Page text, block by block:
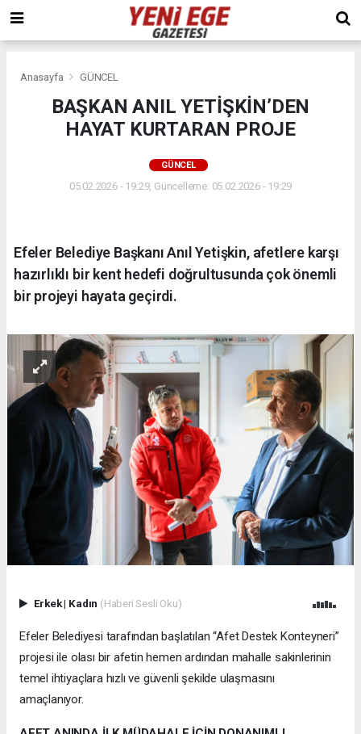
Anasayfa GÜNCEL
BAŞKAN ANIL YETİŞKİN’DEN
HAYAT KURTARAN PROJE
GÜNCEL
05.02.2026 - 19:29, Güncelleme: 05.02.2026 - 19:29
Efeler Belediye Başkanı Anıl Yetişkin, afetlere karşı
hazırlıklı bir kent hedefi doğrultusunda çok önemli
bir projeyi hayata geçirdi.
Erkek| Kadın (Haberi Sesli Oku)
Efeler Belediyesi tarafından başlatılan “Afet Destek Konteyneri”
projesi ile olası bir afetin hemen ardından mahalle sakinlerinin
temel ihtiyaçlara hızlı ve güvenli şekilde ulaşmasını
amaçlanıyor.